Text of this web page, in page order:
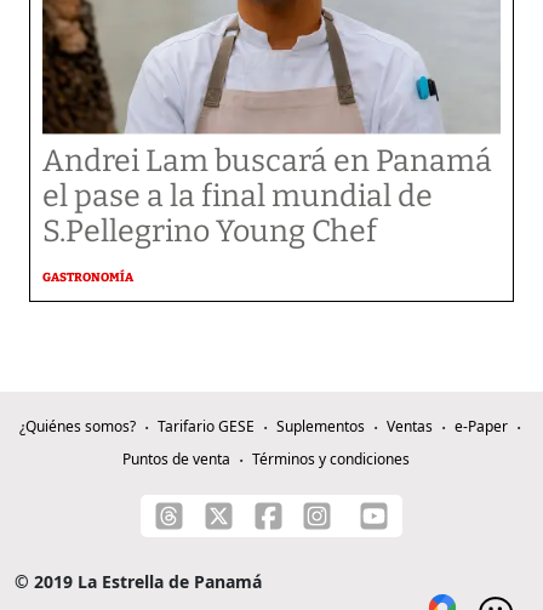
Andrei Lam buscará en Panamá
el pase a la final mundial de
S.Pellegrino Young Chef
GASTRONOMÍA
¿Quiénes somos? Tarifario GESE Suplementos Ventas
e-Paper
Puntos de venta
Términos y condiciones
© 2019 La Estrella de Panamá